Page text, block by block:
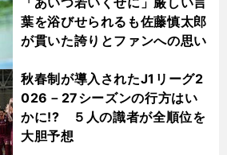
葉を浴びせられるも佐藤慎太郎
が貫いた誇りとファンへの思い
秋春制が導入されたJ1リーグ2
026－27シーズンの行方はい
かに!? ５人の識者が全順位を
大胆予想